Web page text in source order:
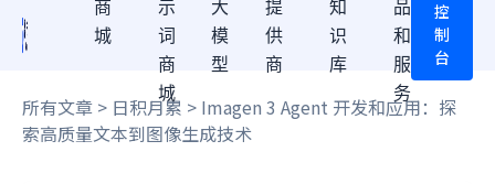
商
城
示
词
商
城
大
模
型
提
供
商
知
识
库
品
和
服
务
控
制
台
所有文章 > 日积月累 > Imagen 3 Agent 开发和应用：探
索高质量文本到图像生成技术